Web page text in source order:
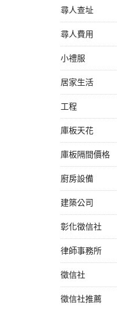
尋人查址
尋人費用
小禮服
居家生活
工程
庫板天花
庫板隔間價格
廚房設備
建築公司
彰化徵信社
律師事務所
徵信社
徵信社推薦